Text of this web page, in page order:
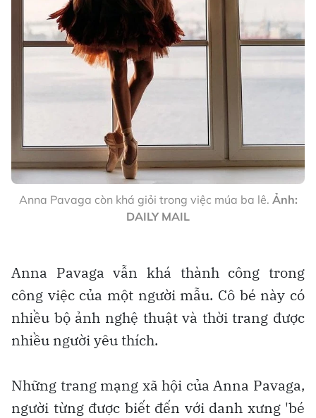
Anna Pavaga còn khá giỏi trong việc múa ba lê. Ảnh:
DAILY MAIL
Anna Pavaga vẫn khá thành công trong
công việc của một người mẫu. Cô bé này có
nhiều bộ ảnh nghệ thuật và thời trang được
nhiều người yêu thích.
Những trang mạng xã hội của Anna Pavaga,
người từng được biết đến với danh xưng 'bé